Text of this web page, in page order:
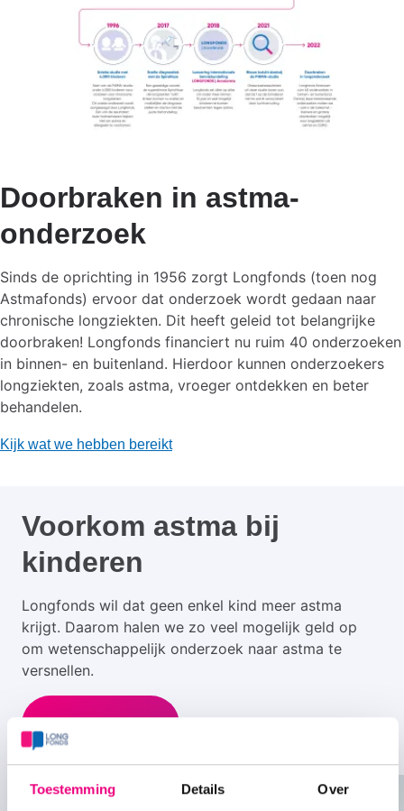
Toestemming Details Over
Doorbraken in astma-
onderzoek
Sinds de oprichting in 1956 zorgt Longfonds (toen nog
Astmafonds) ervoor dat onderzoek wordt gedaan naar
chronische longziekten. Dit heeft geleid tot belangrijke
doorbraken! Longfonds financiert nu ruim 40 onderzoeken
in binnen- en buitenland. Hierdoor kunnen onderzoekers
longziekten, zoals astma, vroeger ontdekken en beter
behandelen.
Kijk wat we hebben bereikt
Voorkom astma bij
kinderen
Longfonds wil dat geen enkel kind meer astma
krijgt. Daarom halen we zo veel mogelijk geld op
om wetenschappelijk onderzoek naar astma te
versnellen.